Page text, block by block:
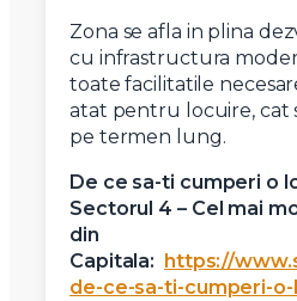
Zona se afla in plina
cu infrastructura
toate facilitatile
atat pentru locuire, cat
pe termen lung.
De ce sa-ti cumperi o
Sectorul 4 – Cel mai
din
Capitala:
https://
de-ce-sa-ti-cumperi-